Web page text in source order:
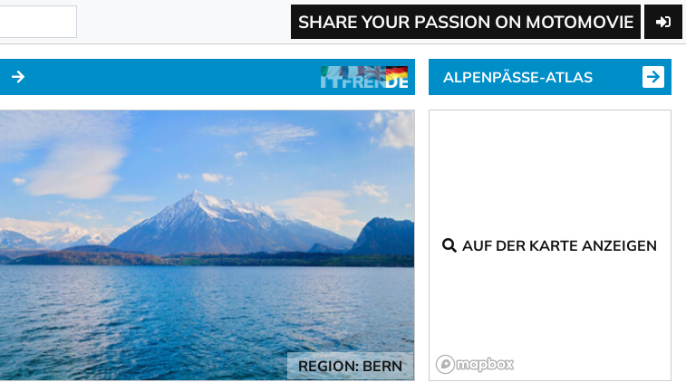
SHARE YOUR PASSION ON MOTOMOVIE
REGION: BERN
ALPENPÄSSE-ATLAS
AUF DER KARTE ANZEIGEN